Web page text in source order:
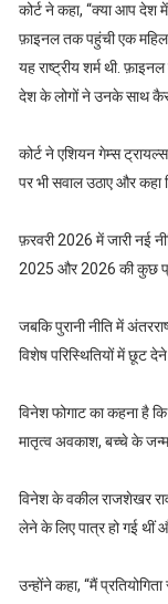
कोर्ट ने कहा, “क्या आप देश
फ़ाइनल तक पहुंची एक
यह राष्ट्रीय शर्म थी.
देश के लोगों ने उनके साथ कैसा
कोर्ट ने एशियन गेम्स
पर भी सवाल उठाए और कहा
फ़रवरी 2026 में जारी नई
2025 और 2026 की कुछ
जबकि पुरानी नीति में
विशेष परिस्थितियों में छूट देने
विनेश फोगाट का कहना है
मातृत्व अवकाश, बच्चे के
विनेश के वकील राजशेखर
लेने के लिए पात्र हो गई थीं
उन्होंने कहा, “मैं